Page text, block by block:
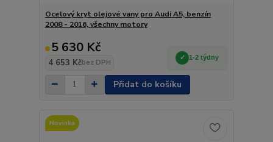
Ocelový kryt olejové vany pro Audi A5, benzín
2008 - 2016, všechny motory
5 630 Kč
4 653 Kčbez DPH
1-2 týdny
Přidat do košíku
Novinka